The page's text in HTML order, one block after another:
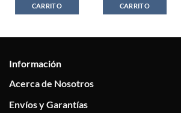
CARRITO
CARRITO
Información
Acerca de Nosotros
Envíos y Garantías